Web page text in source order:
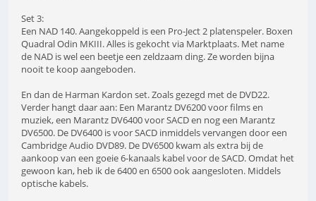
Set 3:
Een NAD 140. Aangekoppeld is een Pro-Ject 2 platenspeler. Boxen
Quadral Odin MKIII. Alles is gekocht via Marktplaats. Met name
de NAD is wel een beetje een zeldzaam ding. Ze worden bijna
nooit te koop aangeboden.
En dan de Harman Kardon set. Zoals gezegd met de DVD22.
Verder hangt daar aan: Een Marantz DV6200 voor films en
muziek, een Marantz DV6400 voor SACD en nog een Marantz
DV6500. De DV6400 is voor SACD inmiddels vervangen door een
Cambridge Audio DVD89. De DV6500 kwam als extra bij de
aankoop van een goeie 6-kanaals kabel voor de SACD. Omdat het
gewoon kan, heb ik de 6400 en 6500 ook aangesloten. Middels
optische kabels.